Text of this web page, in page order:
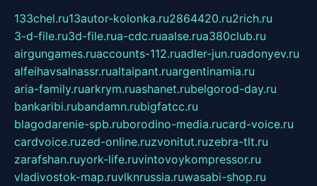
133chel.ru13autor-kolonka.ru2864420.ru2rich.ru
3-d-file.ru3d-file.rua-cdc.ruaalse.rua380club.ru
airgungames.ruaccounts-112.ruadler-jun.ruadonyev.ru
alfeihavsalnassr.rualtaipant.ruargentinamia.ru
aria-family.ruarkrym.ruashanet.rubelgorod-day.ru
bankaribi.rubandamn.rubigfatcc.ru
blagodarenie-spb.ruborodino-media.rucard-voice.ru
cardvoice.ruzed-online.ruzvonitut.ruzebra-tlt.ru
zarafshan.ruyork-life.ruvintovoykompressor.ru
vladivostok-map.ruvlknrussia.ruwasabi-shop.ru